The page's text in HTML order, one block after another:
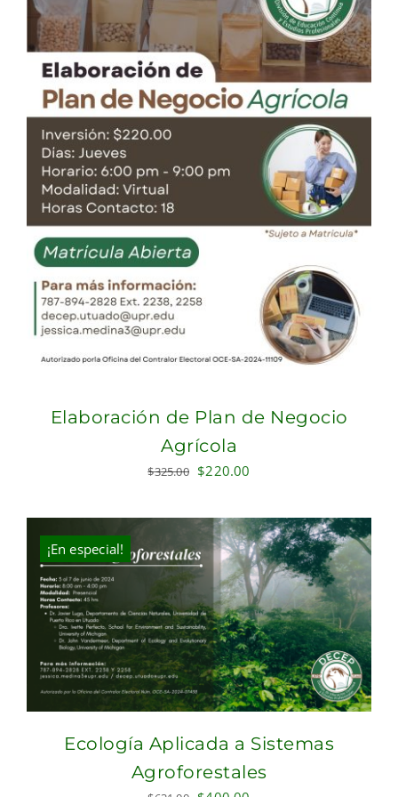
Elaboración de Plan de Negocio
Agrícola
$325.00 Original
was:
$325.00.
$220.00
is:
$220.00.
¡En especial!
Ecología Aplicada a Sistemas
Agroforestales